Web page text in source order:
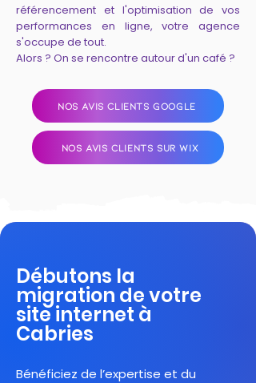
référencement et l'optimisation de vos
performances en ligne, votre agence
s'occupe de tout.
Alors ? On se rencontre autour d'un café ?
NOS AVIS CLIENTS GOOGLE
NOS AVIS CLIENTS SUR WIX
Débutons la
migration de votre
site internet à
Cabries
Bénéficiez de l’expertise et du